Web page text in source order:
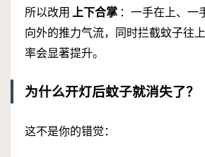
所以改用 上下合掌 ：一手在上、一
向外的推力气流，同时拦截蚊子往
率会显著提升。
为什么开灯后蚊子就消失了？
这不是你的错觉：